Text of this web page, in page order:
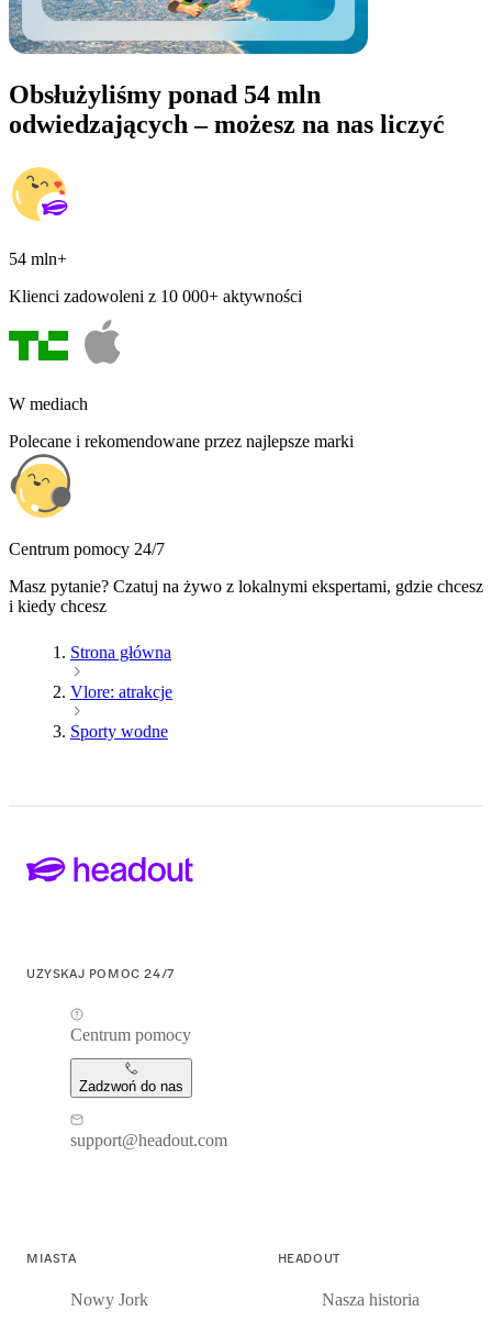
Obsłużyliśmy ponad 54 mln
odwiedzających – możesz na nas liczyć
54 mln+
Klienci zadowoleni z 10 000+ aktywności
W mediach
Polecane i rekomendowane przez najlepsze marki
Centrum pomocy 24/7
Masz pytanie? Czatuj na żywo z lokalnymi ekspertami, gdzie chcesz
i kiedy chcesz
Strona główna
Vlore: atrakcje
Sporty wodne
UZYSKAJ POMOC 24/7
Centrum pomocy
Zadzwoń do nas
support@headout.com
MIASTA
Nowy Jork
HEADOUT
Nasza historia